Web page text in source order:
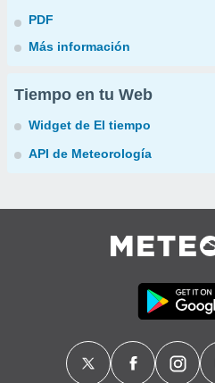
PDF
Más información
Tiempo en tu Web
Widget de El tiempo
API de Meteorología